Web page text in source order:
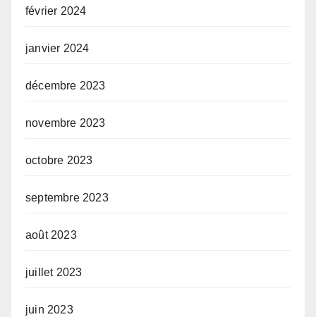
février 2024
janvier 2024
décembre 2023
novembre 2023
octobre 2023
septembre 2023
août 2023
juillet 2023
juin 2023